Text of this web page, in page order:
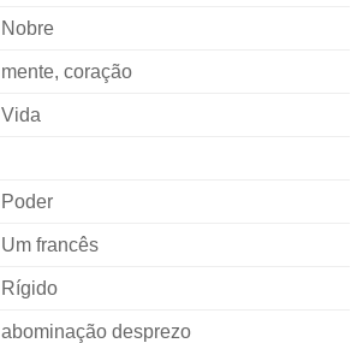
Nobre
mente, coração
Vida
Poder
Um francês
Rígido
abominação desprezo